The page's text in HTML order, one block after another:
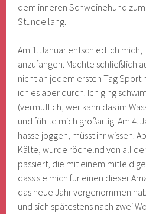
dem inneren Schweinehund
Stunde lang.
Am 1. Januar entschied ich
anzufangen. Machte schließlich
nicht an jedem ersten Tag Sport
ich es aber durch. Ich ging
(vermutlich, wer kann das im
und fühlte mich großartig. Am 4.
hasse joggen, müsst ihr wissen.
Kälte, wurde röchelnd von all
passiert, die mit einem
dass sie mich für einen dieser
das neue Jahr vorgenommen
und sich spätestens nach zwei